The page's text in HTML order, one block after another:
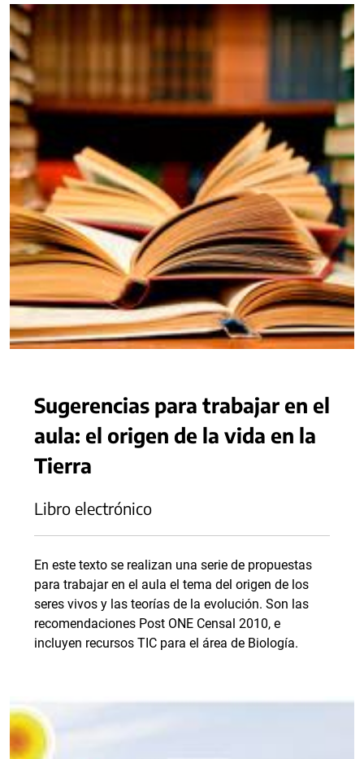
Sugerencias para trabajar en el
aula: el origen de la vida en la
Tierra
Libro electrónico
En este texto se realizan una serie de propuestas
para trabajar en el aula el tema del origen de los
seres vivos y las teorías de la evolución. Son las
recomendaciones Post ONE Censal 2010, e
incluyen recursos TIC para el área de Biología.